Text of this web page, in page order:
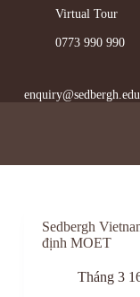
n
p
Virtual Tour
0773 990 990
Sedbergh
định MOET
Tháng 3